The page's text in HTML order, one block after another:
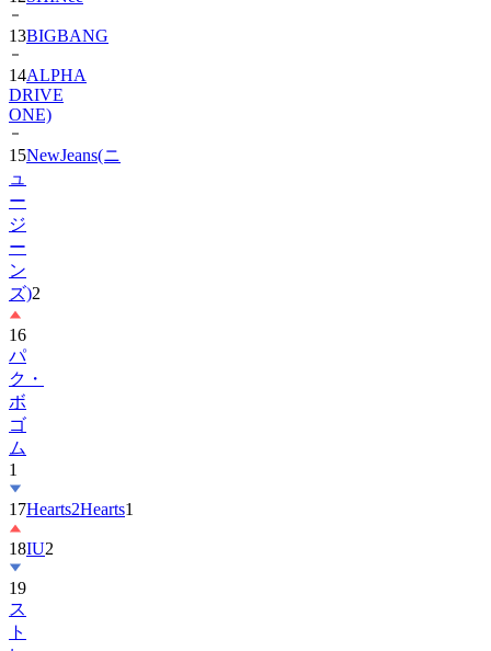
14ALPHA
DRIVE
ONE)
15NewJeans(ニ
ュ
ー
ジ
ー
ン
ズ)
16
パ
ク・
ボ
ゴ
ム
1
17
18IU2
19
ス
ト
レ
イ